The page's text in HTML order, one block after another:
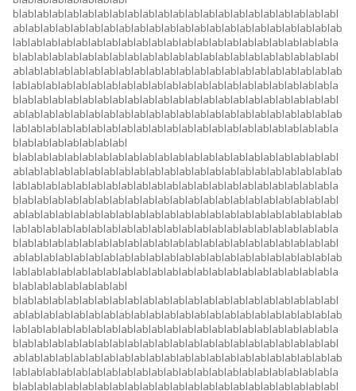
blablablablablablablablablablablablablablablablablablablablablabl
ablablablablablablablablablablablablablablablablablablablablablab
lablablablablablablablablablablablablablablablablablablablablabla
blablablablablablablablablablablablablablablablablablablablablabl
ablablablablablablablablablablablablablablablablablablablablablab
lablablablablablablablablablablablablablablablablablablablablabla
blablablablablablablablablablablablablablablablablablablablablabl
ablablablablablablablablablablablablablablablablablablablablablab
lablablablablablablablablablablablablablablablablablablablablabla
blablablablablablablabl
blablablablablablablablablablablablablablablablablablablablablabl
ablablablablablablablablablablablablablablablablablablablablablab
lablablablablablablablablablablablablablablablablablablablablabla
blablablablablablablablablablablablablablablablablablablablablabl
ablablablablablablablablablablablablablablablablablablablablablab
lablablablablablablablablablablablablablablablablablablablablabla
blablablablablablablablablablablablablablablablablablablablablabl
ablablablablablablablablablablablablablablablablablablablablablab
lablablablablablablablablablablablablablablablablablablablablabla
blablablablablablablabl
blablablablablablablablablablablablablablablablablablablablablabl
ablablablablablablablablablablablablablablablablablablablablablab
lablablablablablablablablablablablablablablablablablablablablabla
blablablablablablablablablablablablablablablablablablablablablabl
ablablablablablablablablablablablablablablablablablablablablablab
lablablablablablablablablablablablablablablablablablablablablabla
blablablablablablablablablablablablablablablablablablablablablabl